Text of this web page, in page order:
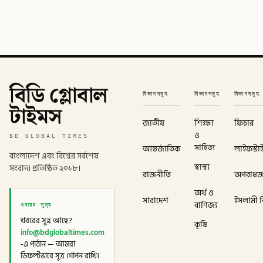
বিডি গ্লোবাল
টাইমস
BD GLOBAL TIMES
বাংলাদেশ এবং বিশ্বের সর্বশেষ
সংবাদ। প্রতিষ্ঠিত ২০১৮।
খবরের সূত্র
খবরের সূত্র আছে?
info@bdglobaltimes.com
-এ পাঠান — আমরা
ডিফল্টভাবে সূত্র গোপন রাখি।
বিভাগসমূহ
জাতীয়
আন্তর্জাতিক
রাজনীতি
সারাদেশ
বিভাগসমূহ
শিক্ষা
ও
সাহিত্য
স্বাস্থ্য
অর্থ ও
বাণিজ্য
কৃষি
বিভাগসমূহ
ফিচার
ইসলামী